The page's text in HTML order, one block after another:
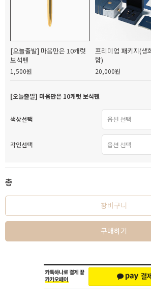
[오늘출발] 마음만은 10캐럿
보석펜
1,500원
프리미엄 패키지(생
함)
20,000원
[오늘출발] 마음만은 10캐럿 보석펜
색상선택
각인선택
총
장바구니
구매하기